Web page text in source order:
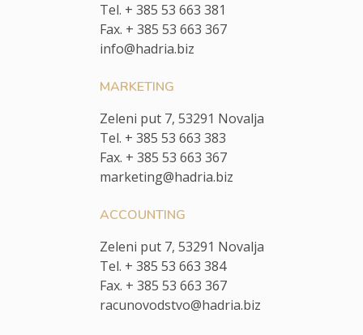
Tel. + 385 53 663 381
Fax. + 385 53 663 367
info@hadria.biz
MARKETING
Zeleni put 7, 53291 Novalja
Tel. + 385 53 663 383
Fax. + 385 53 663 367
marketing@hadria.biz
ACCOUNTING
Zeleni put 7, 53291 Novalja
Tel. + 385 53 663 384
Fax. + 385 53 663 367
racunovodstvo@hadria.biz